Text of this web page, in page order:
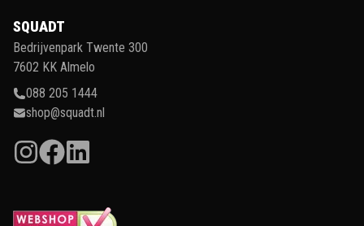
SQUADT
Bedrijvenpark Twente 300
7602 KK Almelo
088 205 1444
shop@squadt.nl